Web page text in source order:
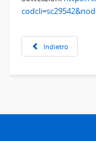
Indietro